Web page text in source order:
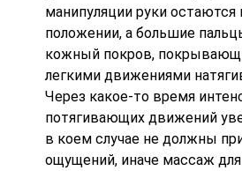
манипуляции руки остаются
положении, а большие
кожный покров,
легкими движениями
Через какое-то время
потягивающих движений
в коем случае не должны
ощущений, иначе массаж